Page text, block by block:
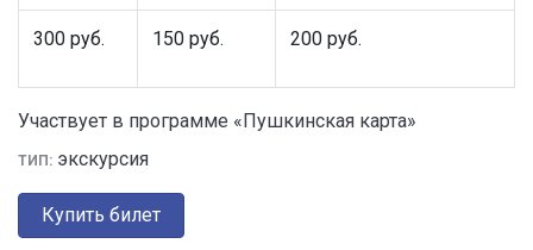
300 руб. 150 руб. 200 руб.
Участвует в программе «Пушкинская карта»
ТИП: экскурсия
Купить билет